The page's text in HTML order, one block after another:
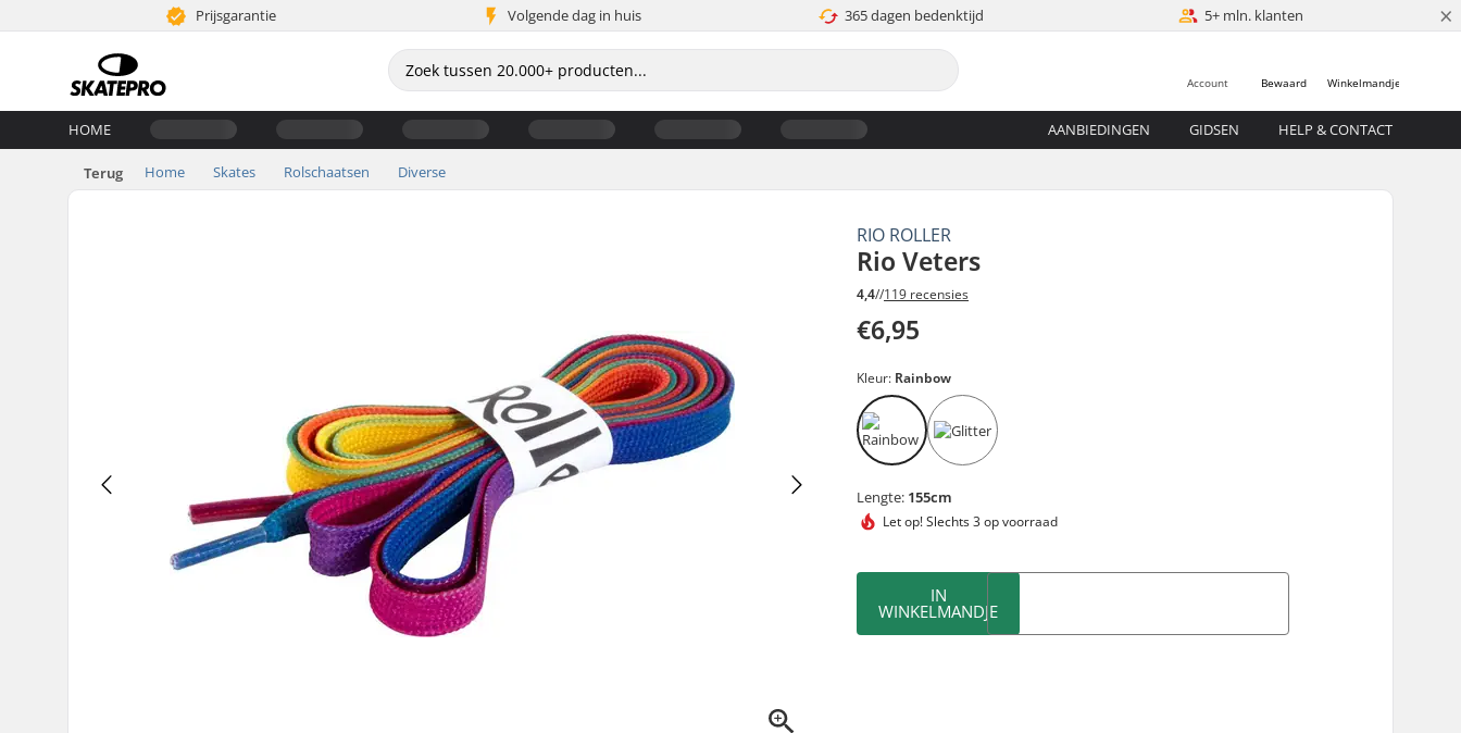
Prijsgarantie Volgende dag in huis 365 dagen bedenktijd 5+ mln. klanten ×
Winkelmandje
Bewaard
Account
HOME AANBIEDINGEN GIDSEN HELP & CONTACT
Terug Home Skates Rolschaatsen Diverse
RIO ROLLER
Rio Veters
4,4//119 recensies
€6,95
Kleur: Rainbow
Lengte: 155cm
Let op!Slechts 3 op voorraad
IN
WINKELMANDJE